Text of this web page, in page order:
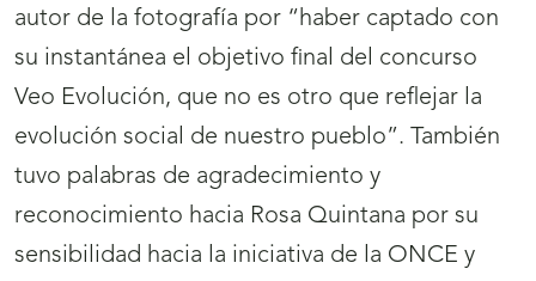
autor de la fotografía por “haber captado con
su instantánea el objetivo final del concurso
Veo Evolución, que no es otro que reflejar la
evolución social de nuestro pueblo”. También
tuvo palabras de agradecimiento y
reconocimiento hacia Rosa Quintana por su
sensibilidad hacia la iniciativa de la ONCE y